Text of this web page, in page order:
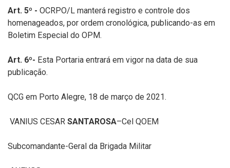
Art. 5º - OCRPO/L manterá registro e controle dos
homenageados, por ordem cronológica, publicando-as em
Boletim Especial do OPM.
Art. 6º- Esta Portaria entrará em vigor na data de sua
publicação.
QCG em Porto Alegre, 18 de março de 2021.
VANIUS CESAR SANTAROSA–Cel QOEM
Subcomandante-Geral da Brigada Militar